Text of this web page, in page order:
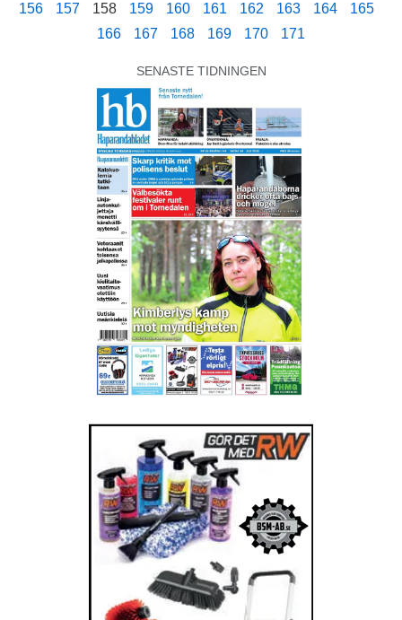
156
157 158 159 160 161 162 163 164
165
166
167 168 169 170 171
SENASTE TIDNINGEN